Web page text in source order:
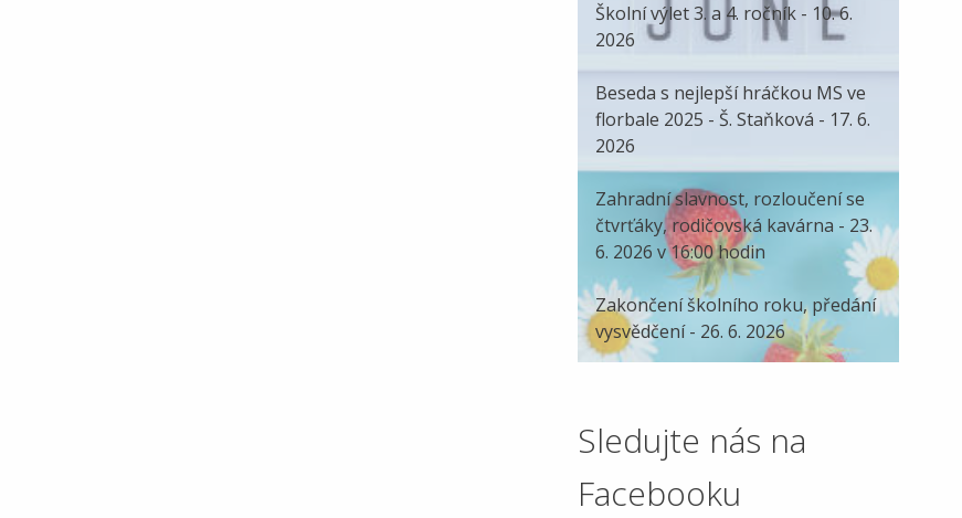
Školní výlet 3. a 4. ročník - 10. 6.
2026
Beseda s nejlepší hráčkou MS ve
florbale 2025 - Š. Staňková - 17. 6.
2026
Zahradní slavnost, rozloučení se
čtvrťáky, rodičovská kavárna - 23.
6. 2026 v 16:00 hodin
Zakončení školního roku, předání
vysvědčení - 26. 6. 2026
Sledujte nás na
Facebooku